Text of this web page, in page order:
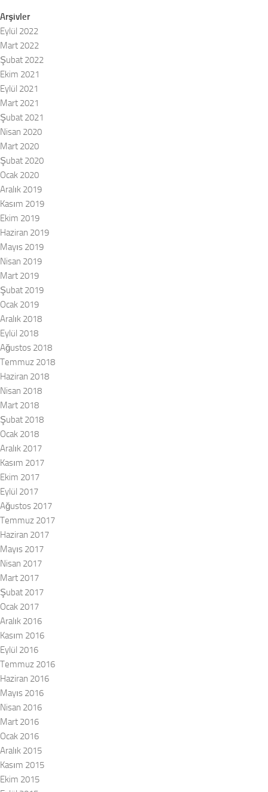
Arşivler
Eylül 2022
Mart 2022
Şubat 2022
Ekim 2021
Eylül 2021
Mart 2021
Şubat 2021
Nisan 2020
Mart 2020
Şubat 2020
Ocak 2020
Aralık 2019
Kasım 2019
Ekim 2019
Haziran 2019
Mayıs 2019
Nisan 2019
Mart 2019
Şubat 2019
Ocak 2019
Aralık 2018
Eylül 2018
Ağustos 2018
Temmuz 2018
Haziran 2018
Nisan 2018
Mart 2018
Şubat 2018
Ocak 2018
Aralık 2017
Kasım 2017
Ekim 2017
Eylül 2017
Ağustos 2017
Temmuz 2017
Haziran 2017
Mayıs 2017
Nisan 2017
Mart 2017
Şubat 2017
Ocak 2017
Aralık 2016
Kasım 2016
Eylül 2016
Temmuz 2016
Haziran 2016
Mayıs 2016
Nisan 2016
Mart 2016
Ocak 2016
Aralık 2015
Kasım 2015
Ekim 2015